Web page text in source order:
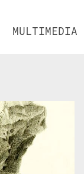
MULTIMEDIA